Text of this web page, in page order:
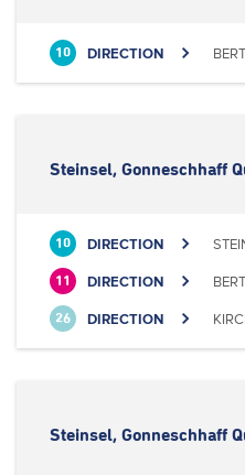
10 DIRECTION
Steinsel, Gonneschhaff
10 DIRECTION
11 DIRECTION
26 DIRECTION
Steinsel, Gonneschhaff